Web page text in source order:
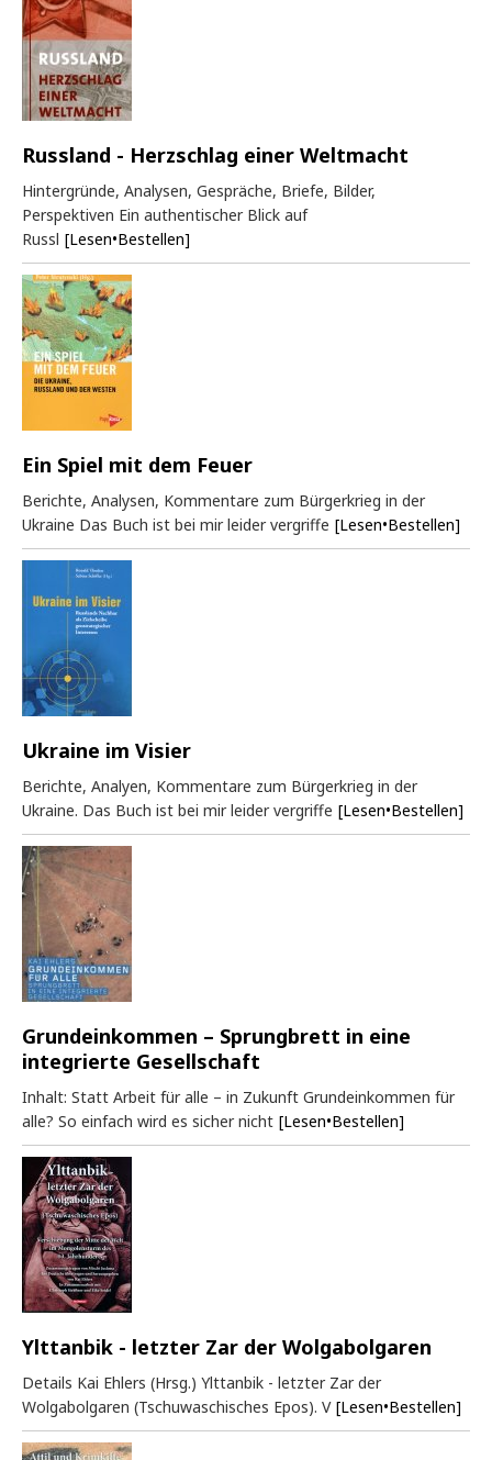
Russland - Herzschlag einer Weltmacht
Hintergründe, Analysen, Gespräche, Briefe, Bilder,
Perspektiven Ein authentischer Blick auf
Russl [Lesen•Bestellen]
Ein Spiel mit dem Feuer
Berichte, Analysen, Kommentare zum Bürgerkrieg in der
Ukraine Das Buch ist bei mir leider vergriffe [Lesen•Bestellen]
Ukraine im Visier
Berichte, Analyen, Kommentare zum Bürgerkrieg in der
Ukraine. Das Buch ist bei mir leider vergriffe [Lesen•Bestellen]
Grundeinkommen – Sprungbrett in eine
integrierte Gesellschaft
Inhalt: Statt Arbeit für alle – in Zukunft Grundeinkommen für
alle? So einfach wird es sicher nicht [Lesen•Bestellen]
Ylttanbik - letzter Zar der Wolgabolgaren
Details Kai Ehlers (Hrsg.) Ylttanbik - letzter Zar der
Wolgabolgaren (Tschuwaschisches Epos). V [Lesen•Bestellen]